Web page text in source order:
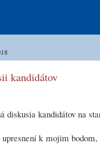
kandidátov
diskusia kandidátov na
k mojim